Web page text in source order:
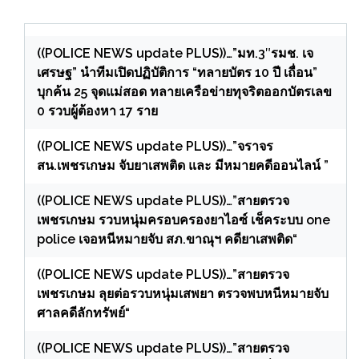
((POLICE NEWS update PLUS))…”มท.3″รมช. เจ
เศรษฐ” นำทีมเปิดปฏิบัติการ “ทลายบัตร 10 ปี เถื่อน”
บุกค้น 25 จุดแม่สอด ทลายเครือข่ายทุจริตออกบัตรเลข
0 รวบผู้ต้องหา 17 ราย
((POLICE NEWS update PLUS))…”จราจร
สน.เพชรเกษม จับยาเสพติด และ มีหมายคดีออนไลน์ ”
((POLICE NEWS update PLUS))…”สายตรวจ
เพชรเกษม รวบหนุ่มครอบครองยาไอซ์ เช็คระบบ one
police เจอหนีหมายจับ สภ.ขาณุฯ คดียาเสพติด“
((POLICE NEWS update PLUS))…”สายตรวจ
เพชรเกษม ลุยต่อรวบหนุ่มเสพยา ตรวจพบหนีหมายจับ
ศาลคดีลักทรัพย์“
((POLICE NEWS update PLUS))…”สายตรวจ